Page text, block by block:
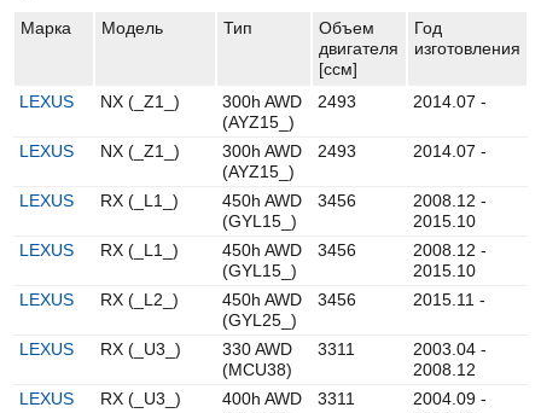
Марка Модель Тип
Объем
двигателя
[ccм]
Год
изготовления
LEXUS NX (_Z1_)
300h AWD
(AYZ15_)
2493 2014.07 -
LEXUS NX (_Z1_)
300h AWD
(AYZ15_)
2493 2014.07 -
LEXUS RX (_L1_)
450h AWD
(GYL15_)
3456
2008.12 -
2015.10
LEXUS
RX (_L1_)
450h AWD
(GYL15_)
3456
2008.12 -
2015.10
LEXUS
RX (_L2_)
450h AWD
(GYL25_)
3456 2015.11 -
LEXUS RX (_U3_)
330 AWD
(MCU38)
3311
2003.04 -
2008.12
LEXUS
RX (_U3_)
400h AWD
3311
2004.09 -